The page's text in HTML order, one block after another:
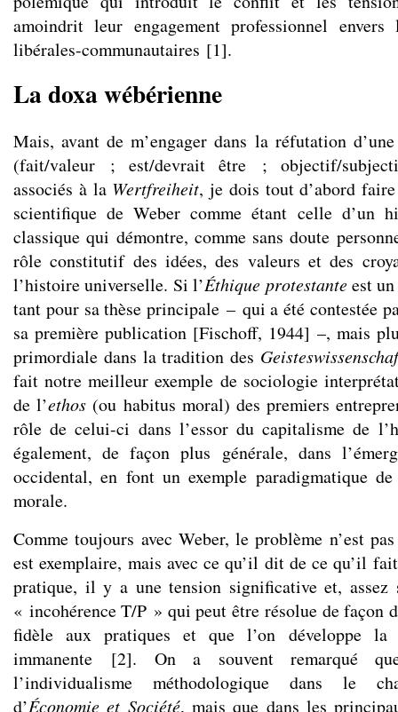
amoindrit leur engagement professionnel envers
libérales-communautaires [1].
La doxa wébérienne
Mais, avant de m’engager dans la réfutation
(fait/valeur ; est/devrait être ; objectif/
associés à la Wertfreiheit, je dois tout d’abord
scientifique de Weber comme étant celle d’un
classique qui démontre, comme sans doute
rôle constitutif des idées, des valeurs et des
l’histoire universelle. Si l’Éthique protestanteest un
tant pour sa thèse principale – qui a été contestée
sa première publication [Fischoff, 1944] –, mais
primordiale dans la tradition des
fait notre meilleur exemple de sociologie
de l’ethos (ou habitus moral) des premiers
rôle de celui-ci dans l’essor du capitalisme de
également, de façon plus générale, dans
occidental, en font un exemple paradigmatique
morale.
Comme toujours avec Weber, le problème n’est
est exemplaire, mais avec ce qu’il dit de ce qu’il
pratique, il y a une tension significative et, assez
« incohérence T/P » qui peut être résolue de façon
fidèle aux pratiques et que l’on développe
immanente [2]. On a souvent remarqué
l’individualisme méthodologique dans le
d’Économie et Société, mais que dans les